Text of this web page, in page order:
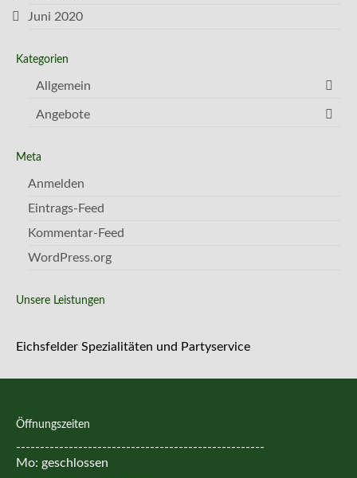
Juni 2020
Kategorien
Allgemein
Angebote
Meta
Anmelden
Eintrags-Feed
Kommentar-Feed
WordPress.org
Unsere Leistungen
Eichsfelder Spezialitäten und Partyservice
Öffnungszeiten
----------------------------------------------------
Mo: geschlossen